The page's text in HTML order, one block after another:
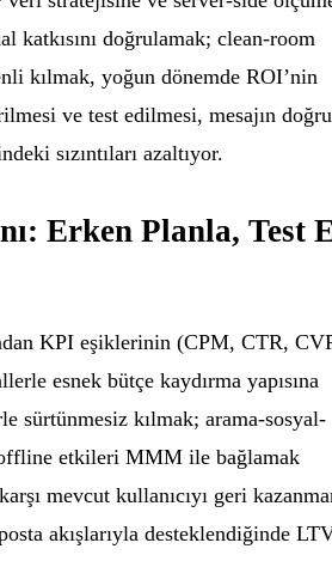
doğrulamak; clean-room
kılmak, yoğun dönemde ROI’nin
ve test edilmesi, mesajın doğru
sızıntıları azaltıyor.
Erken Planla, Test
KPI eşiklerinin (CPM, CTR,
esnek bütçe kaydırma yapısına
sürtünmesiz kılmak; arama-sosyal-
etkileri MMM ile bağlamak
mevcut kullanıcıyı geri
akışlarıyla desteklendiğinde